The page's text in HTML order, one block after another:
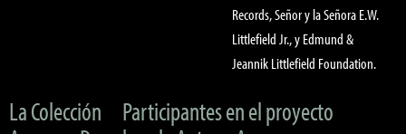
Records, Señor y la Señora E.W.
Littlefield Jr., y Edmund &
Jeannik Littlefield Foundation.
La Colección
Participantes en el proyecto